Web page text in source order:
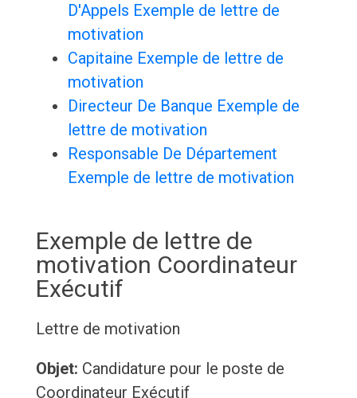
D'Appels Exemple de lettre de
motivation
Capitaine Exemple de lettre de
motivation
Directeur De Banque Exemple de
lettre de motivation
Responsable De Département
Exemple de lettre de motivation
Exemple de lettre de
motivation Coordinateur
Exécutif
Lettre de motivation
Objet: Candidature pour le poste de
Coordinateur Exécutif